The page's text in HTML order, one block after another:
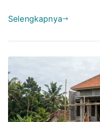
Selengkapnya